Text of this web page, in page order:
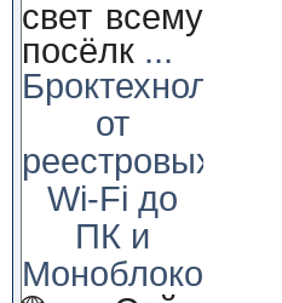
свет всему
посёлк ...
Броктехнолоджи:
от
реестровых
Wi-Fi до
ПК и
Моноблоков!